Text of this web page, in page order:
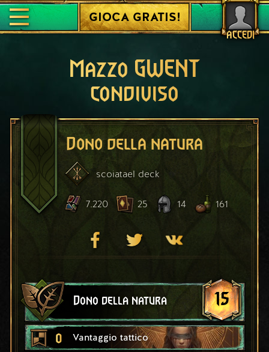
ACCEDI
GIOCA GRATIS!
Mazzo GWENT
condiviso
Dono della natura
scoiatael deck
7.220 25 14 161
Dono della natura 15
0 Vantaggio tattico